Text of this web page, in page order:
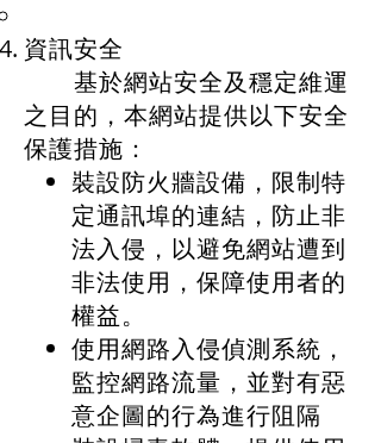
資訊安全
基於網站安全及穩定維運
之目的，本網站提供以下安全
保護措施：
裝設防火牆設備，限制特
定通訊埠的連結，防止非
法入侵，以避免網站遭到
非法使用，保障使用者的
權益。
使用網路入侵偵測系統，
監控網路流量，並對有惡
意企圖的行為進行阻隔